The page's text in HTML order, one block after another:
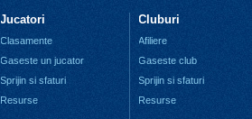
Jucatori
Clasamente
Gaseste un jucator
Sprijin si sfaturi
Resurse
Cluburi
Afiliere
Gaseste club
Sprijin si sfaturi
Resurse